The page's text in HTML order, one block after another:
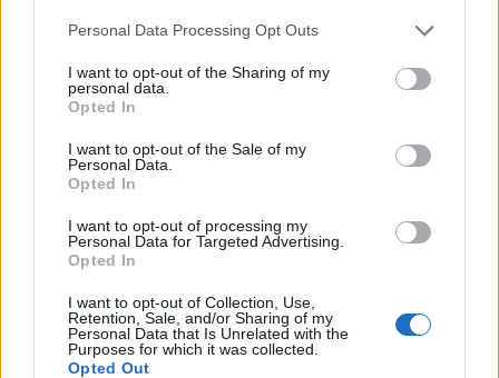
Please note that this website/app uses one or more Google
not limited to your visit or usage behaviour. You may click to
grant or deny consent to Google and its third-party tags to
use your data for below specified purposes in below Google
consent section.
Personal Data Processing Opt Outs
I want to opt-out of the Sharing of my
personal data.
Opted In
I want to opt-out of the Sale of my
Personal Data.
Opted In
I want to opt-out of processing my
Personal Data for Targeted Advertising.
Opted In
I want to opt-out of Collection, Use,
Retention, Sale, and/or Sharing of my
Personal Data that Is Unrelated with the
Purposes for which it was collected.
Opted Out